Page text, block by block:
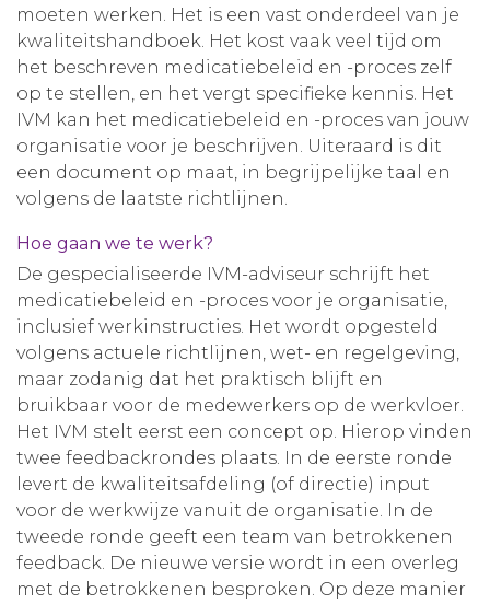
moeten werken. Het is een vast onderdeel van je
kwaliteitshandboek. Het kost vaak veel tijd om
het beschreven medicatiebeleid en -proces zelf
op te stellen, en het vergt specifieke kennis. Het
IVM kan het medicatiebeleid en -proces van jouw
organisatie voor je beschrijven. Uiteraard is dit
een document op maat, in begrijpelijke taal en
volgens de laatste richtlijnen.
Hoe gaan we te werk?
De gespecialiseerde IVM-adviseur schrijft het
medicatiebeleid en -proces voor je organisatie,
inclusief werkinstructies. Het wordt opgesteld
volgens actuele richtlijnen, wet- en regelgeving,
maar zodanig dat het praktisch blijft en
bruikbaar voor de medewerkers op de werkvloer.
Het IVM stelt eerst een concept op. Hierop vinden
twee feedbackrondes plaats. In de eerste ronde
levert de kwaliteitsafdeling (of directie) input
voor de werkwijze vanuit de organisatie. In de
tweede ronde geeft een team van betrokkenen
feedback. De nieuwe versie wordt in een overleg
met de betrokkenen besproken. Op deze manier